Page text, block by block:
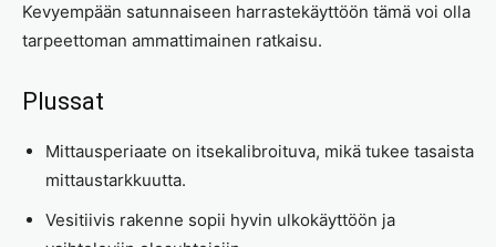
Kevyempään satunnaiseen harrastekäyttöön tämä voi olla
tarpeettoman ammattimainen ratkaisu.
Plussat
Mittausperiaate on itsekalibroituva, mikä tukee tasaista
mittaustarkkuutta.
Vesitiivis rakenne sopii hyvin ulkokäyttöön ja